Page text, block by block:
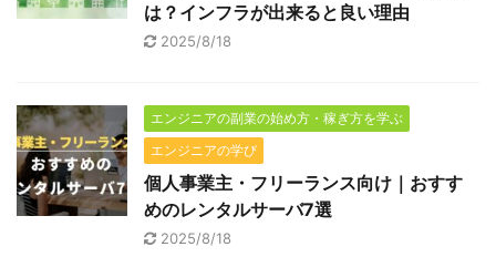
は？インフラが出来ると良い理由
2025/8/18
エンジニアの副業の始め方・稼ぎ方を学ぶ
エンジニアの学び
個人事業主・フリーランス向け｜おすす
めのレンタルサーバ7選
2025/8/18